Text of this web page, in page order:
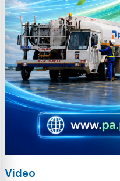
Video